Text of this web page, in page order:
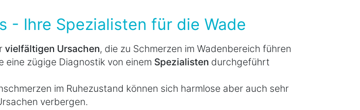
- Ihre Spezialisten für die Wade
vielfältigen Ursachen, die zu Schmerzen im Wadenbereich führen
eine zügige Diagnostik von einem Spezialisten durchgeführt
im Ruhezustand können sich harmlose aber auch sehr
verbergen.